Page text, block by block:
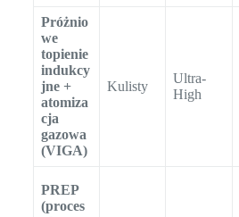
Próżnio
we
topienie
indukcy
jne +
atomiza
cja
gazowa
(VIGA)
Kulisty
Ultra-
High
PREP
(proces